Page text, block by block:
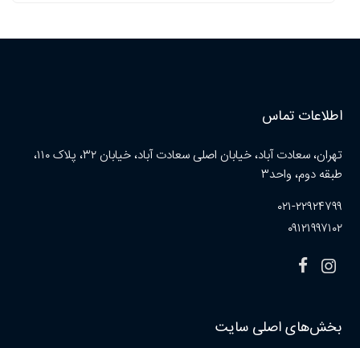
اطلاعات تماس
تهران، سعادت آباد، خیابان اصلی سعادت آباد، خیابان ۳۲، پلاک ۱۱۰،
طبقه دوم، واحد۳
۰۲۱-۲۲۹۲۴۷۹۹
۰۹۱۲۱۹۹۷۱۰۲
بخش‌های اصلی سایت